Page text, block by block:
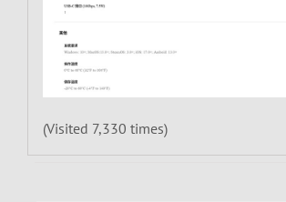
(Visited 7,330 times)